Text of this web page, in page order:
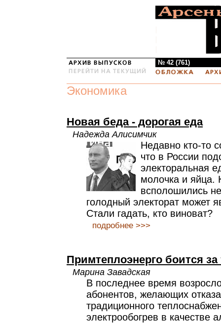
№ 42 (761)
Экономика
Новая беда - дорогая еда
Надежда Алисимчик
Недавно кто-то
что в России
электоральная
молочка и яйца.
всполошились
голодный электорат может
Стали гадать, кто виноват?
подробнее >>>
Примтеплоэнерго боится за
Марина Завадская
В последнее время
абонентов, желающих
традиционного
электрообогрев в качестве